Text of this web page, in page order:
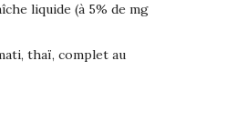
liquide (à 5% de mg
thaï, complet au